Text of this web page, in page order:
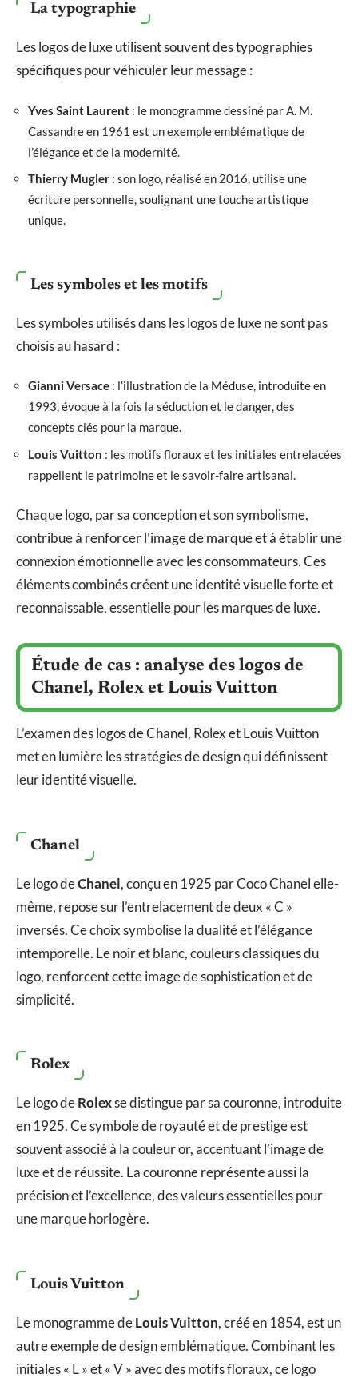
La typographie
Les logos de luxe utilisent souvent des typographies
spécifiques pour véhiculer leur message :
Yves Saint Laurent : le monogramme dessiné par A. M.
Cassandre en 1961 est un exemple emblématique de
l’élégance et de la modernité.
Thierry Mugler : son logo, réalisé en 2016, utilise une
écriture personnelle, soulignant une touche artistique
unique.
Les symboles et les motifs
Les symboles utilisés dans les logos de luxe ne sont pas
choisis au hasard :
Gianni Versace : l’illustration de la Méduse, introduite en
1993, évoque à la fois la séduction et le danger, des
concepts clés pour la marque.
Louis Vuitton : les motifs floraux et les initiales entrelacées
rappellent le patrimoine et le savoir-faire artisanal.
Chaque logo, par sa conception et son symbolisme,
contribue à renforcer l’image de marque et à établir une
connexion émotionnelle avec les consommateurs. Ces
éléments combinés créent une identité visuelle forte et
reconnaissable, essentielle pour les marques de luxe.
Étude de cas : analyse des logos de
Chanel, Rolex et Louis Vuitton
L’examen des logos de Chanel, Rolex et Louis Vuitton
met en lumière les stratégies de design qui définissent
leur identité visuelle.
Chanel
Le logo deChanel, conçu en 1925 par Coco Chanel elle-
même, repose sur l’entrelacement de deux « C »
inversés. Ce choix symbolise la dualité et l’élégance
intemporelle. Le noir et blanc, couleurs classiques du
logo, renforcent cette image de sophistication et de
simplicité.
Rolex
Le logo deRolexse distingue par sa couronne, introduite
en 1925. Ce symbole de royauté et de prestige est
souvent associé à la couleur or, accentuant l’image de
luxe et de réussite. La couronne représente aussi la
précision et l’excellence, des valeurs essentielles pour
une marque horlogère.
Louis Vuitton
Le monogramme deLouis Vuitton, créé en 1854, est un
autre exemple de design emblématique. Combinant les
initiales « L » et « V » avec des motifs floraux, ce logo